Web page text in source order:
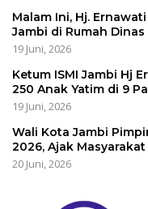
Malam Ini, Hj.
Jambi di Rumah
19 Juni, 2026
Ketum ISMI Jambi Hj
250 Anak Yatim di 9
19 Juni, 2026
Wali Kota Jambi
2026, Ajak
20 Juni, 2026